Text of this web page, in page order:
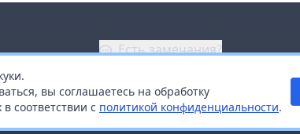
вы соглашаетесь на обработку
соответствии с политикой конфиденциальности.
Есть замечания?
Заказать звонок